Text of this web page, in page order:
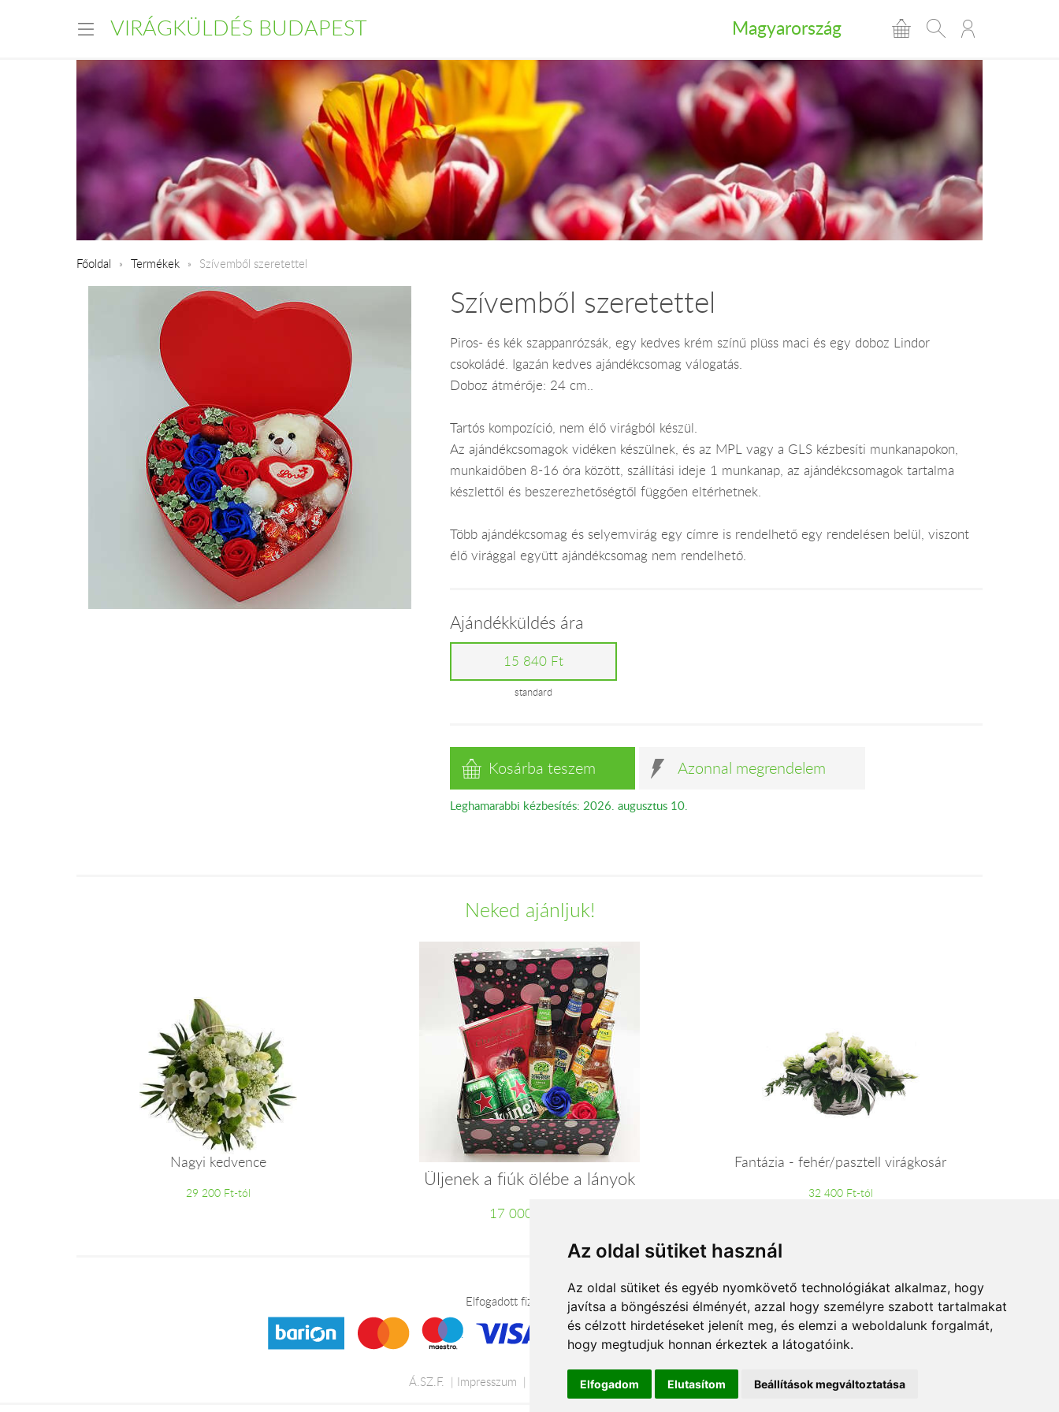
Az oldal sütiket használ
Az oldal sütiket és egyéb nyomkövető technológiákat alkalmaz, hogy
javítsa a böngészési élményét, azzal hogy személyre szabott tartalmakat
és célzott hirdetéseket jelenít meg, és elemzi a weboldalunk forgalmát,
hogy megtudjuk honnan érkeztek a látogatóink.
Elfogadom Elutasítom Beállítások megváltoztatása
VIRÁGKÜLDÉS BUDAPEST Magyarország
Főoldal Termékek Szívemből szeretettel
Szívemből szeretettel
Piros- és kék szappanrózsák, egy kedves krém színű plüss maci és egy doboz Lindor
csokoládé. Igazán kedves ajándékcsomag válogatás.
Doboz átmérője: 24 cm..
Tartós kompozíció, nem élő virágból készül.
Az ajándékcsomagok vidéken készülnek, és az MPL vagy a GLS kézbesíti munkanapokon,
munkaidőben 8-16 óra között, szállítási ideje 1 munkanap, az ajándékcsomagok tartalma
készlettől és beszerezhetőségtől függően eltérhetnek.
Több ajándékcsomag és selyemvirág egy címre is rendelhető egy rendelésen belül, viszont
élő virággal együtt ajándékcsomag nem rendelhető.
Ajándékküldés ára
15 840 Ft
standard
Kosárba teszem Azonnal megrendelem
Leghamarabbi kézbesítés: 2026. augusztus 10.
Neked ajánljuk!
Nagyi kedvence
29 200 Ft-tól
Üljenek a fiúk ölébe a lányok
17 000 Ft-tól
Fantázia - fehér/pasztell virágkosár
32 400 Ft-tól
Elfogadott fizetési módok
Á.SZ.F. Impresszum Adatkezelési tájékoztató